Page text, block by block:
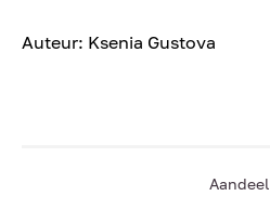
Auteur: Ksenia Gustova
Aandeel